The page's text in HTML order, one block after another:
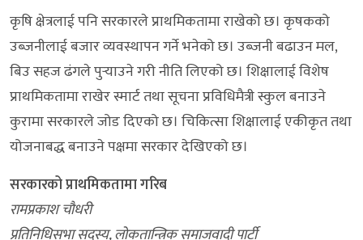
कृषि क्षेत्रलाई पनि सरकारले प्राथमिकतामा राखेको छ। कृषकको
उब्जनीलाई बजार व्यवस्थापन गर्ने भनेको छ। उब्जनी बढाउन मल,
बिउ सहज ढंगले पुर्‍याउने गरी नीति लिएको छ। शिक्षालाई विशेष
प्राथमिकतामा राखेर स्मार्ट तथा सूचना प्रविधिमैत्री स्कुल बनाउने
कुरामा सरकारले जोड दिएको छ। चिकित्सा शिक्षालाई एकीकृत तथा
योजनाबद्ध बनाउने पक्षमा सरकार देखिएको छ।
सरकारको प्राथमिकतामा गरिब
रामप्रकाश चौधरी